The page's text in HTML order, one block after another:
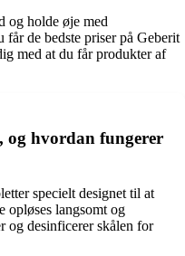
og holde øje med
de bedste priser på Geberit
med at du får produkter af
og hvordan fungerer
specielt designet til at
opløses langsomt og
og desinficerer skålen for